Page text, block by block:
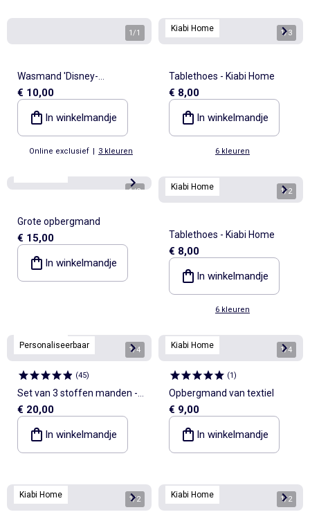
1 /1
Wasmand 'Disney-
prinsessen'
€ 10,00
In winkelmandje
Online exclusief | 3 kleuren
Kiabi Home 1/3
Tablethoes - Kiabi Home
€ 8,00
In winkelmandje
6 kleuren
1/2
Grote opbergmand
€ 15,00
In winkelmandje
Kiabi Home 1/2
Tablethoes - Kiabi Home
€ 8,00
In winkelmandje
6 kleuren
Personaliseerbaar
1/4
(45)
Set van 3 stoffen manden -
Kiabi Home
€ 20,00
In winkelmandje
Kiabi Home 1/4
(1)
Opbergmand van textiel
€ 9,00
In winkelmandje
Kiabi Home 1/2 Kiabi Home 1/2